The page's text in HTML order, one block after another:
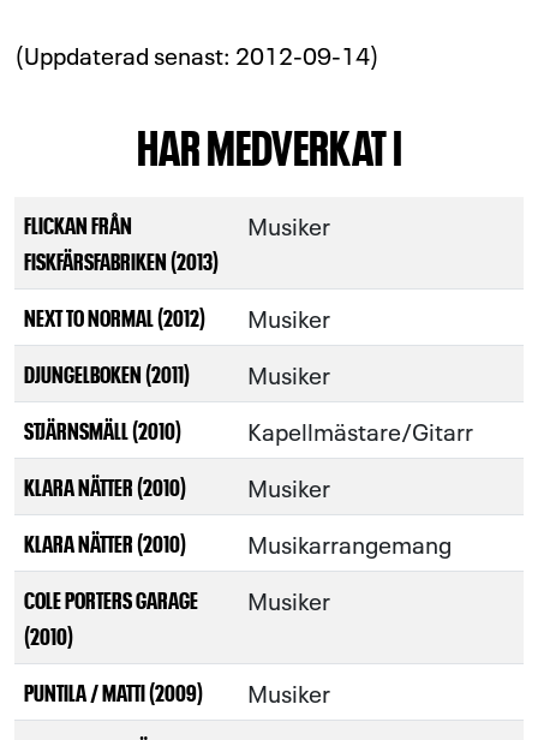
(Uppdaterad senast: 2012-09-14)
HAR MEDVERKAT I
FLICKAN FRÅN
FISKFÄRSFABRIKEN (2013)
Musiker
NEXT TO NORMAL (2012) Musiker
DJUNGELBOKEN (2011) Musiker
STJÄRNSMÄLL (2010) Kapellmästare/Gitarr
KLARA NÄTTER (2010) Musiker
KLARA NÄTTER (2010) Musikarrangemang
COLE PORTERS GARAGE
(2010)
Musiker
PUNTILA / MATTI (2009) Musiker